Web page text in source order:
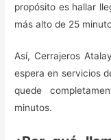
propósito es hallar
más alto de 25
Así, Cerrajeros
espera en servicios
quede
minutos.